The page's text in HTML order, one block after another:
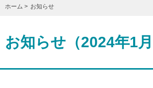
ホーム > お知らせ
お知らせ（2024年1月